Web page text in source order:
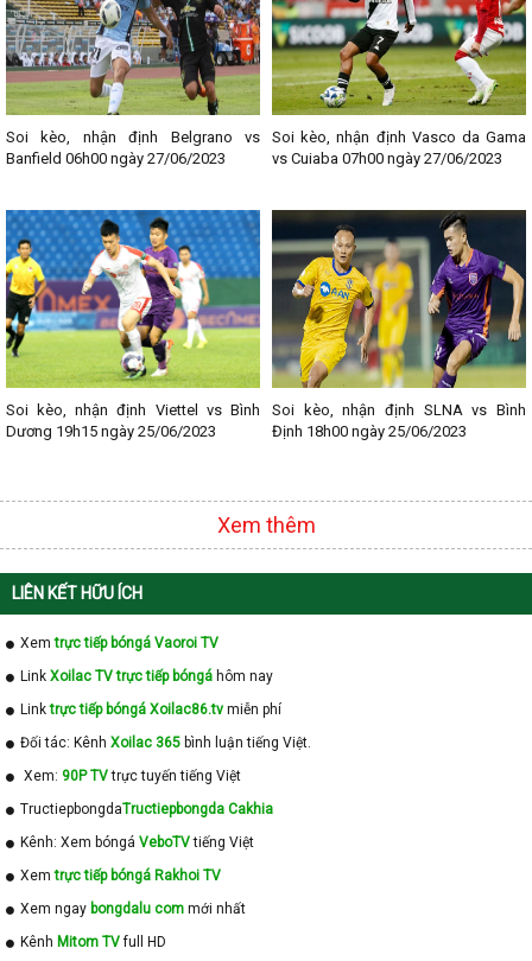
Soi kèo, nhận định Belgrano vs
Banfield 06h00 ngày 27/06/2023
Soi kèo, nhận định Vasco da Gama
vs Cuiaba 07h00 ngày 27/06/2023
Soi kèo, nhận định Viettel vs Bình
Dương 19h15 ngày 25/06/2023
Soi kèo, nhận định SLNA vs Bình
Định 18h00 ngày 25/06/2023
Xem thêm
LIÊN KẾT HỮU ÍCH
Xemtrực tiếp bóngá Vaoroi TV
Link Xoilac TV trực tiếp bóngá hôm nay
Linktrực tiếp bóngá Xoilac86.tv miễn phí
Đối tác: Kênh Xoilac 365 bình luận tiếng Việt.
Xem: 90P TVtrực tuyến tiếng Việt
TructiepbongdaTructiepbongda Cakhia
Kênh: Xem bóngá VeboTVtiếng Việt
Xemtrực tiếp bóngá Rakhoi TV
Xem ngay bongdalu com mới nhất
Kênh Mitom TVfull HD